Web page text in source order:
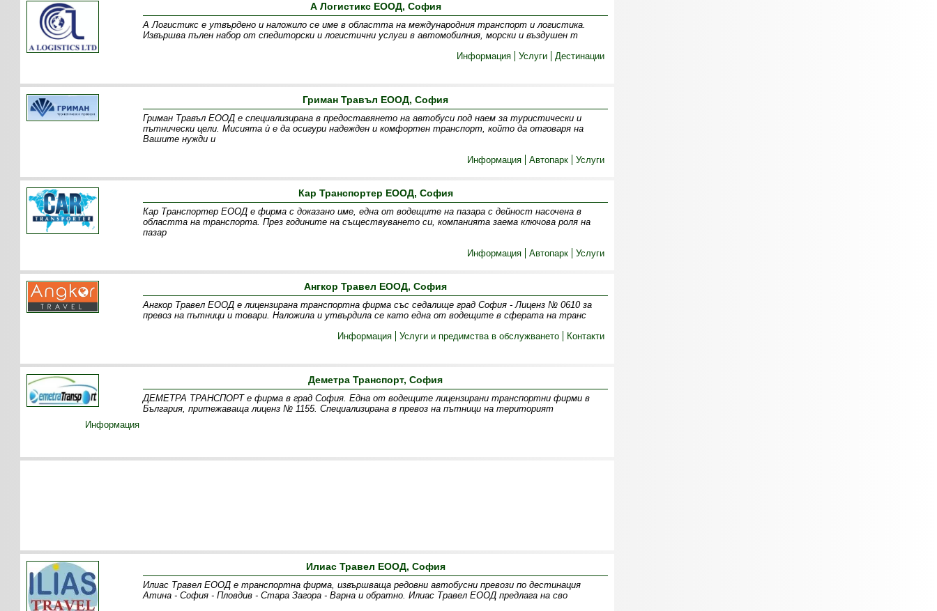
А Логистикс ЕООД, София
А Логистикс е утвърдено и наложило се име в областта на международния транспорт и логистика.
Извършва пълен набор от спедиторски и логистични услуги в автомобилния, морски и въздушен т
Информация
Услуги Дестинации
Гриман Травъл ЕООД, София
Гриман Травъл ЕООД е специализирана в предоставянето на автобуси под наем за туристически и
пътнически цели. Мисията ѝ е да осигури надежден и комфортен транспорт, който да отговаря на
Вашите нужди и
Информация
Автопарк Услуги
Кар Транспортер ЕООД, София
Кар Транспортер ЕООД е фирма с доказано име, една от водещите на пазара с дейност насочена в
областта на транспорта. През годините на съществуването си, компанията заема ключова роля на
пазар
Информация
Автопарк Услуги
Ангкор Травел ЕООД, София
Ангкор Травел ЕООД е лицензирана транспортна фирма със седалище град София - Лиценз № 0610 за
превоз на пътници и товари. Наложила и утвърдила се като една от водещите в сферата на транс
Информация
Услуги и предимства в обслужването Контакти
Деметра Транспорт, София
ДЕМЕТРА ТРАНСПОРТ е фирма в град София. Една от водещите лицензирани транспортни фирми в
България, притежаваща лиценз № 1155. Специализирана в превоз на пътници на територият
Информация
Илиас Травел ЕООД, София
Илиас Травел ЕООД е транспортна фирма, извършваща редовни автобусни превози по дестинация
Атина - София - Пловдив - Стара Загора - Варна и обратно. Илиас Травел ЕООД предлага на сво